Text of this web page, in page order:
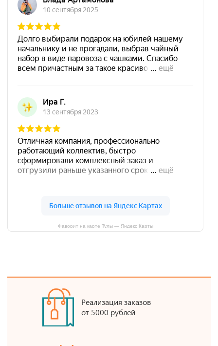
Фаворит на карте Тулы — Яндекс Карты
Реализация заказов
от 5000 рублей